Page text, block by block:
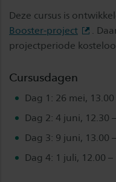
Deze cursus is
Booster-project
.
projectperiode
Cursusdagen
Dag 1: 26 mei,
Dag 2: 4 juni, 12.30
Dag 3: 9 juni, 13.00
Dag 4: 1 juli, 12.00